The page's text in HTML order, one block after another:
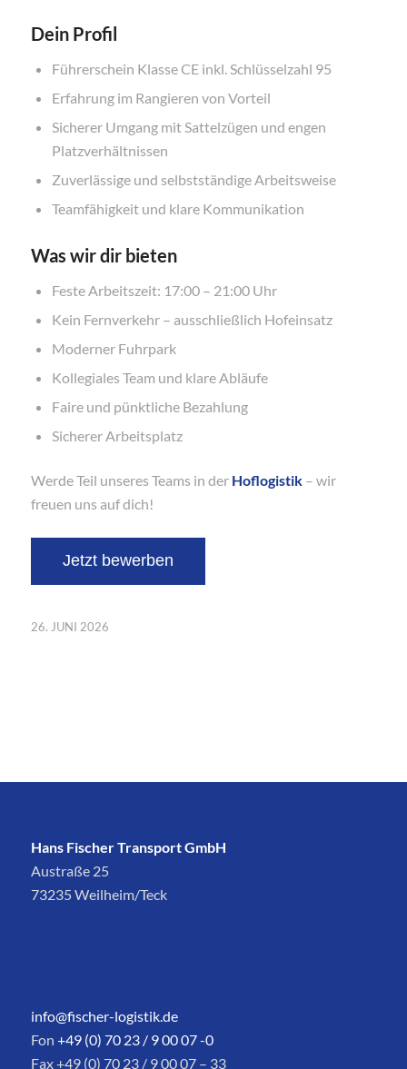
Dein Profil
Führerschein Klasse CE inkl. Schlüsselzahl 95
Erfahrung im Rangieren von Vorteil
Sicherer Umgang mit Sattelzügen und engen
Platzverhältnissen
Zuverlässige und selbstständige Arbeitsweise
Teamfähigkeit und klare Kommunikation
Was wir dir bieten
Feste Arbeitszeit: 17:00 – 21:00 Uhr
Kein Fernverkehr – ausschließlich Hofeinsatz
Moderner Fuhrpark
Kollegiales Team und klare Abläufe
Faire und pünktliche Bezahlung
Sicherer Arbeitsplatz
Werde Teil unseres Teams in der Hoflogistik– wir
freuen uns auf dich!
26. JUNI 2026
Hans Fischer Transport GmbH
Austraße 25
73235 Weilheim/Teck
info@fischer-logistik.de
Fon +49 (0) 70 23 / 9 00 07 -0
Fax +49 (0) 70 23 / 9 00 07 – 33